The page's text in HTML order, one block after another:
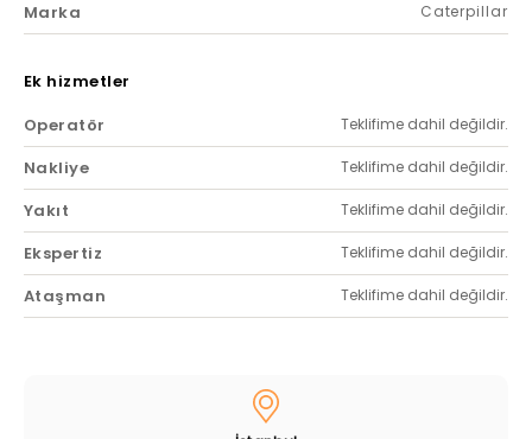
Marka Caterpillar
Ek hizmetler
Operatör
Teklifime dahil değildir.
Nakliye Teklifime dahil değildir.
Yakıt Teklifime dahil değildir.
Ekspertiz Teklifime dahil değildir.
Ataşman Teklifime dahil değildir.